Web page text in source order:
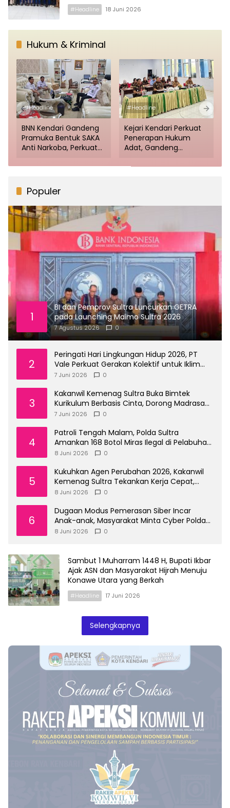
#Headline 18 Juni 2026
Hukum & Kriminal
#Headline
BNN Kendari Gandeng
Pramuka Bentuk SAKA
Anti Narkoba, Perkuat
Muda dari Ancaman
#Headline
Kejari Kendari Perkuat
Penerapan Hukum
Adat, Gandeng
Bahas Mekanisme
Populer
1
BI dan Pemprov Sultra Luncurkan GETRA
pada Launching Maimo Sultra 2026
7 Agustus 2026 0
2
Peringati Hari Lingkungan Hidup 2026, PT
Vale Perkuat Gerakan Kolektif untuk Iklim
dan Masa Depan Morowali
7 Juni 2026 0
3
Kakanwil Kemenag Sultra Buka Bimtek
Kurikulum Berbasis Cinta, Dorong Madrasah
Kepulauan Buton Jadi Pusat Lahirnya
7 Juni 2026 0
4
Patroli Tengah Malam, Polda Sultra
Amankan 168 Botol Miras Ilegal di Pelabuhan
Wawonii
8 Juni 2026 0
5
Kukuhkan Agen Perubahan 2026, Kakanwil
Kemenag Sultra Tekankan Kerja Cepat,
Tepat, dan Tuntas
8 Juni 2026 0
6
Dugaan Modus Pemerasan Siber Incar
Anak-anak, Masyarakat Minta Cyber Polda
Sultra Tingkatkan Edukasi
8 Juni 2026 0
Sambut 1 Muharram 1448 H, Bupati Ikbar
Ajak ASN dan Masyarakat Hijrah Menuju
Konawe Utara yang Berkah
#Headline 17 Juni 2026
Selengkapnya